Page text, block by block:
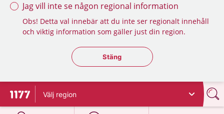
Jag vill inte se någon regional information
Obs! Detta val innebär att du inte ser regionalt innehåll
och viktig information som gäller just din region.
Stäng regionsväljaren
Stäng
Till startsidan för 1177
Välj region
på 1177.se
på 1177.se